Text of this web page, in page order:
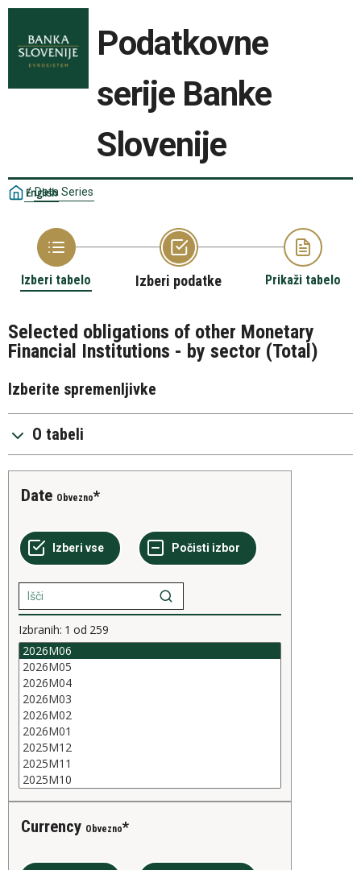
Podatkovne
serije Banke
Slovenije
English
/ Data Series
Izberi tabelo Izberi podatke Prikaži tabelo
Selected obligations of other Monetary
Financial Institutions - by sector (Total)
Izberite spremenljivke
O tabeli
Date Obvezno
Izbranih: 1 od 259
Currency Obvezno